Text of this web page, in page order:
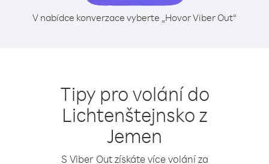
V nabídce konverzace vyberte „Hovor Viber Out“
Tipy pro volání do
Lichtenštejnsko z
Jemen
S Viber Out získáte více volání za